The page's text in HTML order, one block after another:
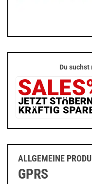
Du suchst
ALLGEMEINE
GPRS